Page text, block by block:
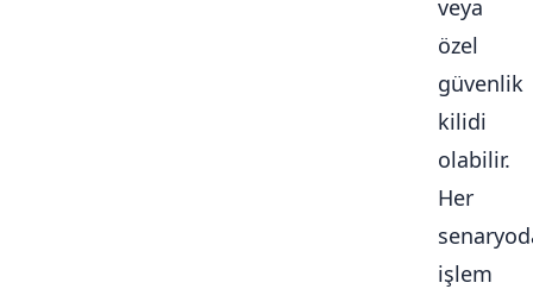
veya
özel
güvenlik
kilidi
olabilir.
Her
işlem